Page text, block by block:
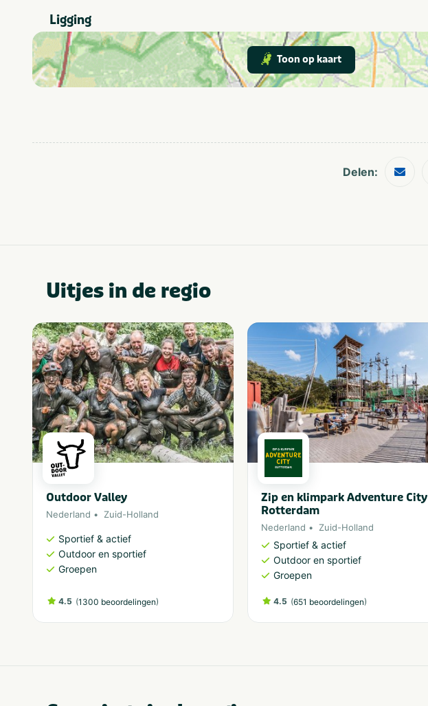
Speciaal voor kinderen Animatieprogramma Buitenspeeltuin
Ligging
Toon op kaart
Delen:
Uitjes in de regio
Outdoor Valley
Nederland Zuid-Holland
Sportief & actief
Outdoor en sportief
Groepen
4.5 (1300 beoordelingen)
Zip en klimpark Adventure City
Rotterdam
Nederland Zuid-Holland
Sportief & actief
Outdoor en sportief
Groepen
4.5 (651 beoordelingen)